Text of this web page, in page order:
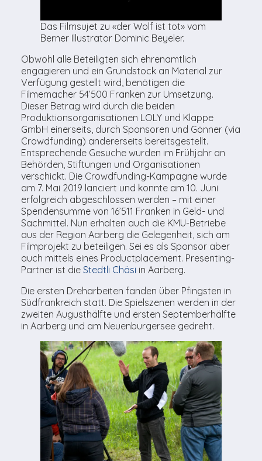
Das Filmsujet zu «der Wolf ist tot» vom
Berner Illustrator Dominic Beyeler.
Obwohl alle Beteiligten sich ehrenamtlich
engagieren und ein Grundstock an Material zur
Verfügung gestellt wird, benötigen die
Filmemacher 54’500 Franken zur Umsetzung.
Dieser Betrag wird durch die beiden
Produktionsorganisationen LOLY und Klappe
GmbH einerseits, durch Sponsoren und Gönner (via
Crowdfunding) andererseits bereitsgestellt.
Entsprechende Gesuche wurden im Frühjahr an
Behörden, Stiftungen und Organisationen
verschickt. Die Crowdfunding-Kampagne wurde
am 7. Mai 2019 lanciert und konnte am 10. Juni
erfolgreich abgeschlossen werden – mit einer
Spendensumme von 16’511 Franken in Geld- und
Sachmittel. Nun erhalten auch die KMU-Betriebe
aus der Region Aarberg die Gelegenheit, sich am
Filmprojekt zu beteiligen. Sei es als Sponsor aber
auch mittels eines Productplacement. Presenting-
Partner ist die Stedtli Chäsi in Aarberg.
Die ersten Dreharbeiten fanden über Pfingsten in
Südfrankreich statt. Die Spielszenen werden in der
zweiten Augusthälfte und ersten Septemberhälfte
in Aarberg und am Neuenburgersee gedreht.